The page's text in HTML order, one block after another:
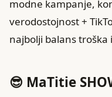
modne kampanje,
verodostojnost +
najbolji balans troška
😎 MaTitie